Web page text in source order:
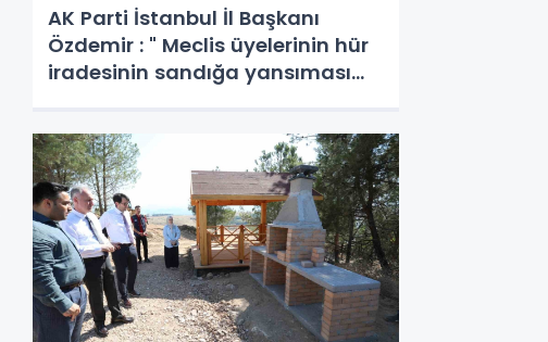
AK Parti İstanbul İl Başkanı
Özdemir : " Meclis üyelerinin hür
iradesinin sandığa yansıması
gerekli başvurumuzu yapacağız"